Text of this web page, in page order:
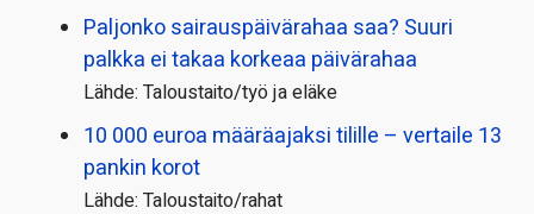
Paljonko sairauspäivä­rahaa saa? Suuri
palkka ei takaa korkeaa päivärahaa
Lähde: Taloustaito/työ ja eläke
10 000 euroa määräajaksi tilille – vertaile 13
pankin korot
Lähde: Taloustaito/rahat